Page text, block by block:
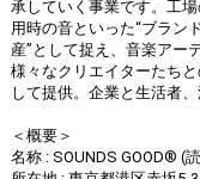
承していく事業です。工
用時の音といった“ブラン
産”として捉え、音楽アー
様々なクリエイターたち
して提供。企業と生活者
＜概要＞
名称 : SOUNDS GOOD®︎ (